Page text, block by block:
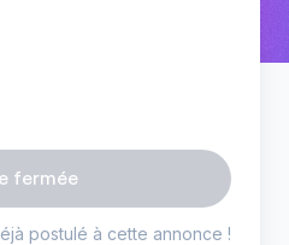
fermée
postulé à cette annonce !